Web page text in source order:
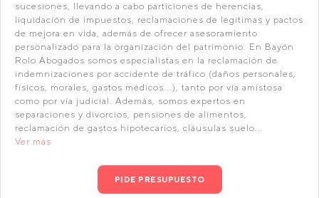
sucesiones, llevando a cabo particiones de herencias,
liquidación de impuestos, reclamaciones de legítimas y pactos
de mejora en vida, además de ofrecer asesoramiento
personalizado para la organización del patrimonio. En Bayón
Rolo Abogados somos especialistas en la reclamación de
indemnizaciones por accidente de tráfico (daños personales,
físicos, morales, gastos médicos...), tanto por vía amistosa
como por vía judicial. Además, somos expertos en
separaciones y divorcios, pensiones de alimentos,
reclamación de gastos hipotecarios, cláusulas suelo...
Ver más
PIDE PRESUPUESTO